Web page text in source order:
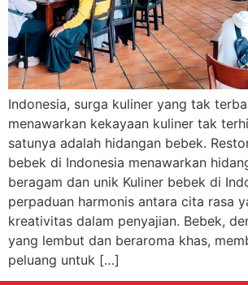
Indonesia, surga kuliner yang tak
menawarkan kekayaan kuliner tak
satunya adalah hidangan bebek.
bebek di Indonesia menawarkan
beragam dan unik Kuliner bebek di
perpaduan harmonis antara cita rasa
kreativitas dalam penyajian. Bebek,
yang lembut dan beraroma khas,
peluang untuk […]